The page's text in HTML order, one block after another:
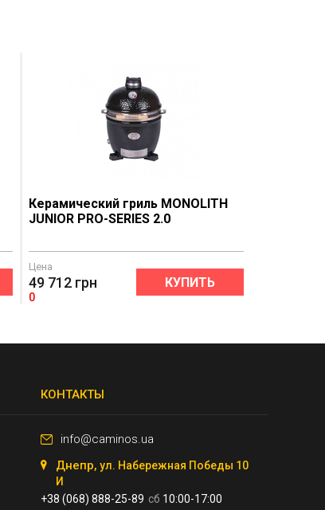
Керамический гриль MONOLITH
JUNIOR PRO-SERIES 2.0
Цена
49 712 грн
0
КУПИТЬ
КОНТАКТЫ
info@caminos.ua
Днепр, ул. Набережная Победы 10
И
+38 (068) 888-25-89 сб 10:00-17:00